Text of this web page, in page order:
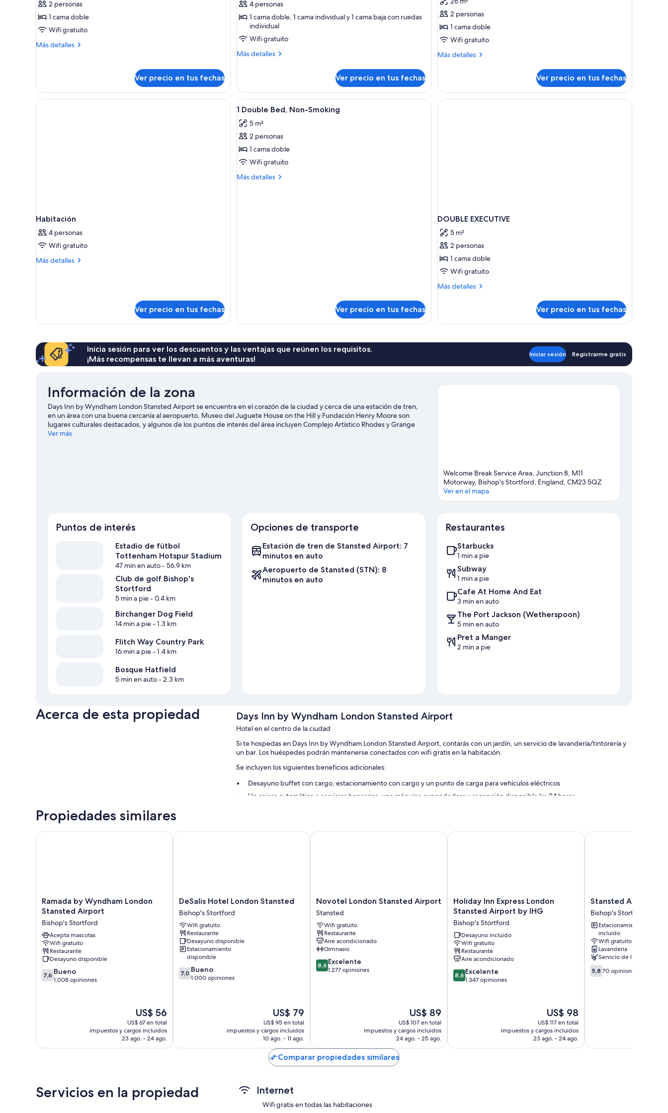
Habitación,
1
cama
doble,
2 personas
1 cama doble
Wifi gratuito
Más detalles
Más
cama
doble,
para
Ver precio en tus fechas
Habitación
familiar
(1
Full,
1
1
Pullout
Beds)
4 personas
1 cama doble, 1 cama individual y 1 cama baja con ruedas
individual
Wifi gratuito
Más detalles
Más
familiar
Full,
Twin
&
Pullout
Beds)
Ver precio en tus fechas
Habitación,
1
cama
doble,
con
personas
discapacitadas
2 personas
1 cama doble
Wifi gratuito
Más detalles
Más
1
cama
doble,
Ver precio en tus fechas
Habitación
4 personas
Wifi gratuito
Más detalles
Más
Ver precio en tus fechas
Ver
todas
las
fotos
de
1
Double
Escritorio, tabla de planchar con plancha y cunas gratuitas
1
1 Double Bed, Non-Smoking
5 m²
2 personas
1 cama doble
Wifi gratuito
Más detalles
Más
Ver precio en tus fechas
DOUBLE EXECUTIVE
5 m²
2 personas
1 cama doble
Wifi gratuito
Más detalles
Más
EXECUTIVE
Ver precio en tus fechas
Inicia sesión para ver los descuentos y las ventajas que reúnen los requisitos.
¡Más recompensas te llevan a más aventuras!
Iniciar sesión Registrarme gratis
Información de la zona
Days Inn by Wyndham London Stansted Airport se encuentra en el corazón de la ciudad y cerca de una estación de tren,
en un área con una buena cercanía al aeropuerto. Museo del Juguete House on the Hill y Fundación Henry Moore son
lugares culturales destacados, y algunos de los puntos de interés del área incluyen Complejo Artístico Rhodes y Grange
Paddocks Leisure Centre. También vale la pena conocer Mountfitchet Romeera Leisure Centre y Whoosh Explore.
Ver más
Welcome Break Service Area, Junction 8, M11
Motorway, Bishop's Stortford, England, CM23 5QZ
Ver en el mapa
Puntos de interés
Estadio de fútbol
Tottenham Hotspur Stadium
47 min en auto- 56.9 km
Club de golf Bishop's
Stortford
5 min a pie- 0.4 km
Birchanger Dog Field
14 min a pie- 1.3 km
Flitch Way Country Park
16 min a pie- 1.4 km
Bosque Hatfield
5 min en auto- 2.3 km
Opciones de transporte
Estación de tren de Stansted Airport: 7
minutos en auto
Aeropuerto de Stansted (STN): 8
minutos en auto
Restaurantes
Starbucks
1 min a pie
Subway
1 min a pie
Cafe At Home And Eat
3 min en auto
The Port Jackson (Wetherspoon)
5 min en auto
Pret a Manger
2 min a pie
Acerca de esta propiedad Days Inn by Wyndham London Stansted Airport
Hotel en el centro de la ciudad
Si te hospedas en Days Inn by Wyndham London Stansted Airport, contarás con un jardín, un servicio de lavandería/tintorería y
un bar. Los huéspedes podrán mantenerse conectados con wifi gratis en la habitación.
Se incluyen los siguientes beneficios adicionales:
Desayuno buffet con cargo, estacionamiento con cargo y un punto de carga para vehículos eléctricos
Un cajero automático o servicios bancarios, una máquina expendedora y recepción disponible las 24 horas
Características de las habitaciones
Artículos de tocador ecológicos y secadores de pelo
Cunas gratuitas, teteras/pavas eléctricas y ventiladores
Propiedades similares
Ramada
by
London
Stansted
Airport
Bishop's
Stortford
Ramada by Wyndham London
Stansted Airport
Bishop's Stortford
Acepta mascotas
Wifi gratuito
Restaurante
Desayuno disponible
7.6
de
7,6 Bueno
1.008 opiniones
El
precio
actual
es
de
US$ 56
US$ 67 en total
impuestos y cargos incluidos
23 ago. - 24 ago.
Ramada by Wyndham London Stansted Airport
DeSalis
Hotel
London
Stansted
Bishop's
Stortford
DeSalis Hotel London Stansted
Bishop's Stortford
Wifi gratuito
Restaurante
Desayuno disponible
Estacionamiento
disponible
7.0
de
7,0 Bueno
1.000 opiniones
El
precio
actual
es
de
US$ 79
US$ 79
US$ 95 en total
impuestos y cargos incluidos
10 ago. - 11 ago.
DeSalis Hotel London Stansted
Novotel
London
Stansted
Airport
Stansted
Novotel London Stansted Airport
Stansted
Wifi gratuito
Restaurante
Aire acondicionado
Gimnasio
8.6
de
8,6 Excelente
1.277 opiniones
El
precio
actual
es
de
US$ 89
US$ 107 en total
impuestos y cargos incluidos
24 ago. - 25 ago.
Novotel London Stansted Airport
Holiday
Inn
London
Stansted
Airport
by
IHG
Bishop's
Stortford
Holiday Inn Express London
Stansted Airport by IHG
Bishop's Stortford
Desayuno incluido
Wifi gratuito
Restaurante
Aire acondicionado
8.6
de
8,6 Excelente
1.347 opiniones
El
precio
actual
es
de
US$ 98
US$ 117 en total
impuestos y cargos incluidos
23 ago. - 24 ago.
Holiday Inn Express London Stansted Airport by IHG
Stansted
Airport
Lodge
Bishop's
Stortford
Stansted Airport
Bishop's Stortford
Estacionamiento
incluido
Wifi gratuito
Lavandería
Servicio de limpieza
5.8
de
5,8 70 opiniones
Stansted Airport
Comparar propiedades similares
Servicios en la propiedad Internet
Wifi gratis en todas las habitaciones